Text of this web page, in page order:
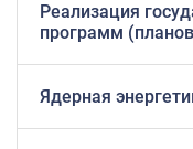
Реализация
программ
Ядерная